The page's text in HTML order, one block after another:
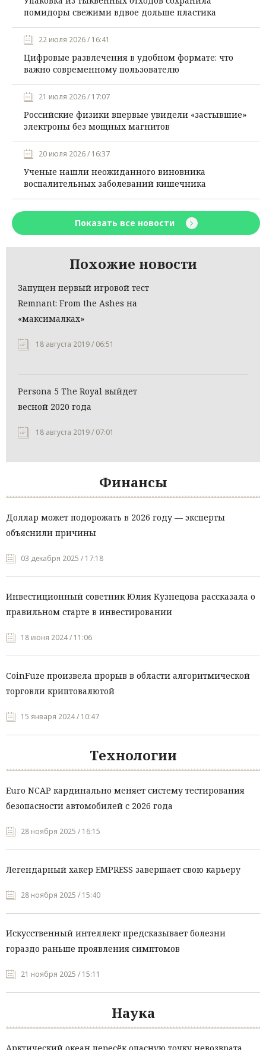
помидоры свежими вдвое дольше пластика
22 июля 2026 / 16:41
Цифровые развлечения в удобном формате: что
важно современному пользователю
21 июля 2026 / 17:07
Российские физики впервые увидели «застывшие»
электроны без мощных магнитов
20 июля 2026 / 16:37
Ученые нашли неожиданного виновника
воспалительных заболеваний кишечника
Показать все новости
Похожие новости
Запущен первый игровой тест
Remnant: From the Ashes на
«максималках»
18 августа 2019 / 06:51
Persona 5 The Royal выйдет
весной 2020 года
18 августа 2019 / 07:01
Финансы
Доллар может подорожать в 2026 году — эксперты
объяснили причины
03 декабря 2025 / 17:18
Инвестиционный советник Юлия Кузнецова рассказала о
правильном старте в инвестировании
18 июня 2024 / 11:06
CoinFuze произвела прорыв в области алгоритмической
торговли криптовалютой
15 января 2024 / 10:47
Технологии
Euro NCAP кардинально меняет систему тестирования
безопасности автомобилей с 2026 года
28 ноября 2025 / 16:15
Легендарный хакер EMPRESS завершает свою карьеру
28 ноября 2025 / 15:40
Искусственный интеллект предсказывает болезни
гораздо раньше проявления симптомов
21 ноября 2025 / 15:11
Наука